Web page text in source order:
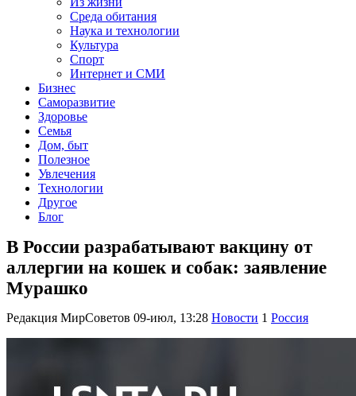
Среда обитания
Наука и технологии
Культура
Спорт
Интернет и СМИ
Бизнес
Саморазвитие
Здоровье
Семья
Дом, быт
Полезное
Увлечения
Технологии
Другое
Блог
В России разрабатывают вакцину от
аллергии на кошек и собак: заявление
Мурашко
Редакция МирСоветов 09-июл, 13:28 Новости 1 Россия